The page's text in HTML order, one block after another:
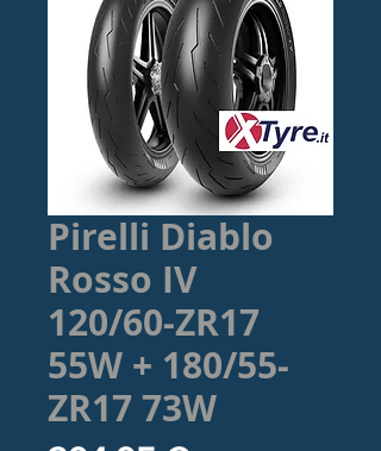
Pirelli Diablo
Rosso IV
120/60-ZR17
55W + 180/55-
ZR17 73W